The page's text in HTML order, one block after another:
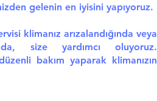
gelenin en iyisini yapıyoruz.
klimanız arızalandığında veya
size yardımcı oluyoruz.
bakım yaparak klimanızın